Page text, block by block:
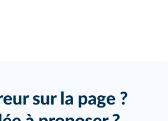
sur la page ?